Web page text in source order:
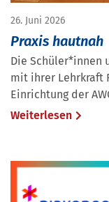
26. Juni 2026
Praxis hautnah
Die Schüler*innen
mit ihrer Lehrkraft
Einrichtung der
Weiterlesen